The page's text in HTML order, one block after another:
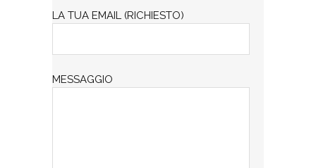
LA TUA EMAIL (RICHIESTO)
MESSAGGIO